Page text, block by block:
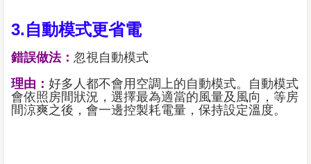
3.自動模式更省電
錯誤做法： 忽視自動模式
理由： 好多人都不會用空調上的自動模式。自動模式
會依照房間狀況，選擇最為適當的風量及風向，等房
間涼爽之後，會一邊控製耗電量，保持設定溫度。